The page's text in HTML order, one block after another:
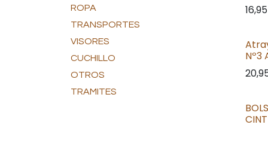
ROPA
TRANSPORTES
VISORES
CUCHILLO
OTROS
TRAMITES
16,95
Nº3